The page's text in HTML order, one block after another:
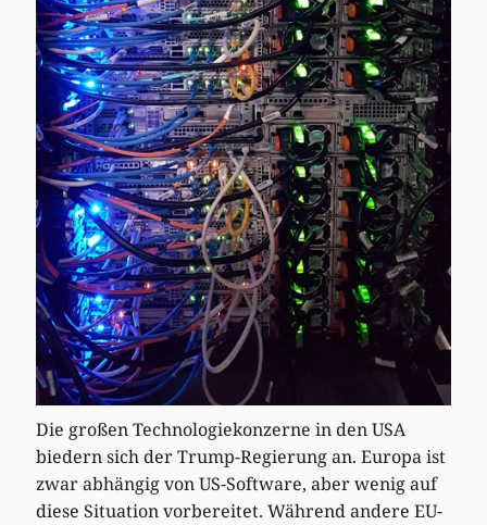
Die großen Technologiekonzerne in den USA
biedern sich der Trump-Regierung an. Europa ist
zwar abhängig von US-Software, aber wenig auf
diese Situation vorbereitet. Während andere EU-